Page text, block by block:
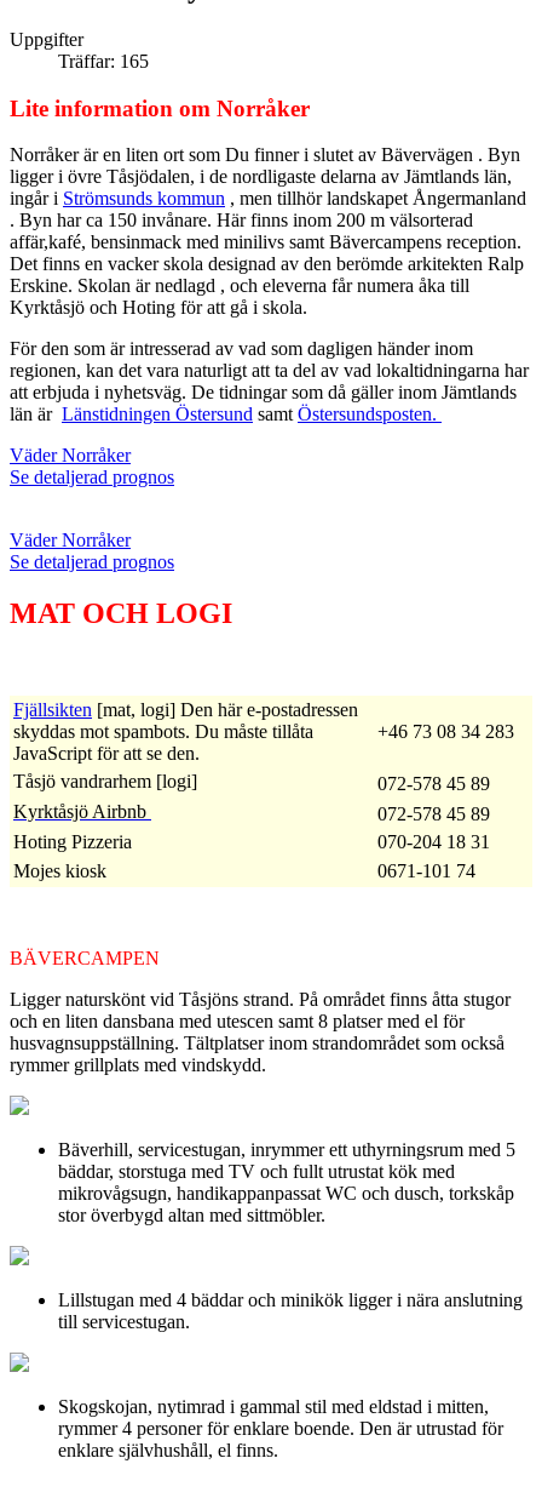
Uppgifter
Träffar: 165
Lite information om Norråker
Norråker är en liten ort som Du finner i slutet av Bävervägen . Byn
ligger i övre Tåsjödalen, i de nordligaste delarna av Jämtlands län,
ingår i Strömsunds kommun , men tillhör landskapet Ångermanland
. Byn har ca 150 invånare. Här finns inom 200 m välsorterad
affär,kafé, bensinmack med minilivs samt Bävercampens reception.
Det finns en vacker skola designad av den berömde arkitekten Ralp
Erskine. Skolan är nedlagd , och eleverna får numera åka till
Kyrktåsjö och Hoting för att gå i skola.
För den som är intresserad av vad som dagligen händer inom
regionen, kan det vara naturligt att ta del av vad lokaltidningarna har
att erbjuda i nyhetsväg. De tidningar som då gäller inom Jämtlands
län är Länstidningen Östersund samt Östersundsposten.
Väder Norråker
Se detaljerad prognos
Väder Norråker
Se detaljerad prognos
MAT OCH LOGI
Fjällsikten [mat, logi] Den här e-postadressen
skyddas mot spambots. Du måste tillåta
JavaScript för att se den.
+46 73 08 34 283
Tåsjö vandrarhem [logi]
072-578 45 89
Kyrktåsjö Airbnb
072-578 45 89
Hoting Pizzeria
070-204 18 31
Mojes kiosk
0671-101 74
BÄVERCAMPEN
Ligger naturskönt vid Tåsjöns strand. På området finns åtta stugor
och en liten dansbana med utescen samt 8 platser med el för
husvagnsuppställning. Tältplatser inom strandområdet som också
rymmer grillplats med vindskydd.
Bäverhill, servicestugan, inrymmer ett uthyrningsrum med 5
bäddar, storstuga med TV och fullt utrustat kök med
mikrovågsugn, handikappanpassat WC och dusch, torkskåp
stor överbygd altan med sittmöbler.
Lillstugan med 4 bäddar och minikök ligger i nära anslutning
till servicestugan.
Skogskojan, nytimrad i gammal stil med eldstad i mitten,
rymmer 4 personer för enklare boende. Den är utrustad för
enklare självhushåll, el finns.